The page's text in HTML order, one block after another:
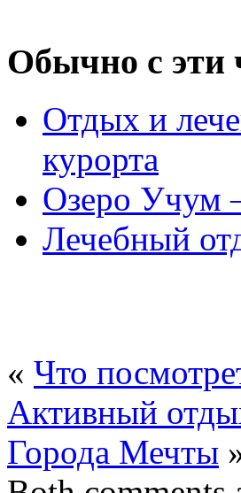
Обычно с эти
Отдых и
курорта
Озеро Учум
Лечебный
« Что
Активный
Города Мечты